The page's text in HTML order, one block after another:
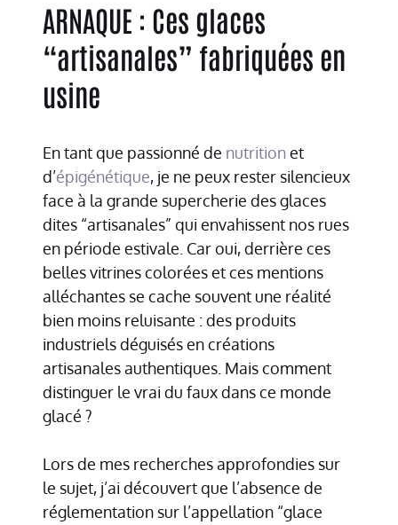
ARNAQUE : Ces glaces
“artisanales” fabriquées en
usine
En tant que passionné de nutritionet
d’épigénétique, je ne peux rester silencieux
face à la grande supercherie des glaces
dites “artisanales” qui envahissent nos rues
en période estivale. Car oui, derrière ces
belles vitrines colorées et ces mentions
alléchantes se cache souvent une réalité
bien moins reluisante : des produits
industriels déguisés en créations
artisanales authentiques. Mais comment
distinguer le vrai du faux dans ce monde
glacé ?
Lors de mes recherches approfondies sur
le sujet, j’ai découvert que l’absence de
réglementation sur l’appellation “glace